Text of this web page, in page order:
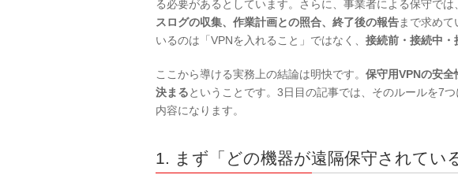
る必要があるとしています。さらに、事業者による保守では、
スログの収集、作業計画との照合、終了後の報告まで求め
いるのは「VPNを入れること」ではなく、 接続前・接続中・
ここから導ける実務上の結論は明快です。 保守用VPNの安
決まるということです。3日目の記事では、そのルールを7
内容になります。
1. まず「どの機器が遠隔保守されてい